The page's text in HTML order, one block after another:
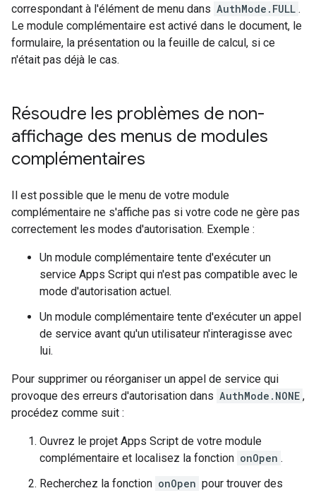
correspondant à l'élément de menu dans AuthMode.FULL .
Le module complémentaire est activé dans le document, le
formulaire, la présentation ou la feuille de calcul, si ce
n'était pas déjà le cas.
Résoudre les problèmes de non-
affichage des menus de modules
complémentaires
Il est possible que le menu de votre module
complémentaire ne s'affiche pas si votre code ne gère pas
correctement les modes d'autorisation. Exemple :
Un module complémentaire tente d'exécuter un
service Apps Script qui n'est pas compatible avec le
mode d'autorisation actuel.
Un module complémentaire tente d'exécuter un appel
de service avant qu'un utilisateur n'interagisse avec
lui.
Pour supprimer ou réorganiser un appel de service qui
provoque des erreurs d'autorisation dans AuthMode.NONE ,
procédez comme suit :
Ouvrez le projet Apps Script de votre module
complémentaire et localisez la fonction onOpen .
Recherchez la fonction onOpen pour trouver des